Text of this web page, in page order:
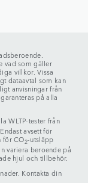
vad som gäller
villkor. Vissa
dataavtal som kan
anvisningar från
på alla
WLTP-tester från
avsett för
för CO2-utsläpp
variera beroende på
hjul och tillbehör.
Kontakta din